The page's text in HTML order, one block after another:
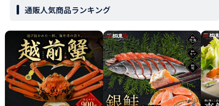
通販人気商品ランキング